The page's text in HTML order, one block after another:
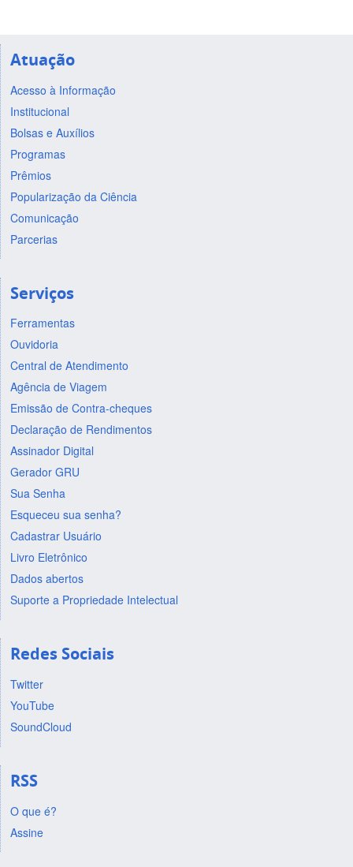
Atuação
Acesso à Informação
Institucional
Bolsas e Auxílios
Programas
Prêmios
Popularização da Ciência
Comunicação
Parcerias
Serviços
Ferramentas
Ouvidoria
Central de Atendimento
Agência de Viagem
Emissão de Contra-cheques
Declaração de Rendimentos
Assinador Digital
Gerador GRU
Sua Senha
Esqueceu sua senha?
Cadastrar Usuário
Livro Eletrônico
Dados abertos
Suporte a Propriedade Intelectual
Redes Sociais
Twitter
YouTube
SoundCloud
RSS
O que é?
Assine